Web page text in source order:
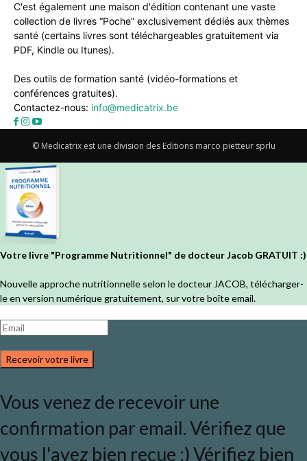
C'est également une maison d'édition contenant une vaste
collection de livres “Poche” exclusivement dédiés aux thèmes
santé (certains livres sont téléchargeables gratuitement via
PDF, Kindle ou Itunes).
Des outils de formation santé (vidéo-formations et
conférences gratuites).
Contactez-nous: info@medicatrix.be
© Medicatrix est une division des Editions marco pietteur sprlu
Votre livre "Programme Nutritionnel" de docteur Jacob GRATUIT :)
Nouvelle approche nutritionnelle selon le docteur JACOB, télécharger-
le en version numérique gratuitement, sur votre boîte email.
Recevoir votre livre
Vous venez de recevoir une
confirmation par email. Vérifiez que
vous l'avez bien reçue :) Vérifiez bien